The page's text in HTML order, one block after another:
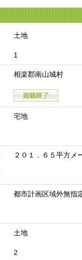
土地
1
相楽郡南山城村
宅地
２０１．６５平方メ
都市計画区域外無指
土地
2